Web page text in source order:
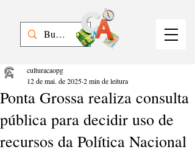
Ponta Grossa realiza consulta
pública para decidir uso de
recursos da Política Nacional
culturacaopg
12 de mai. de 20252 min de leitura